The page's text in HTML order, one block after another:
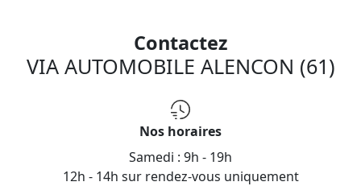
Contactez
VIA AUTOMOBILE ALENCON (61)
Nos horaires
Samedi : 9h - 19h
12h - 14h sur rendez-vous uniquement